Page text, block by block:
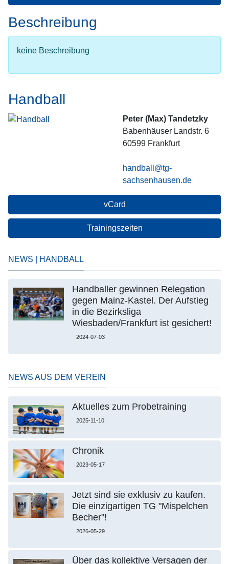
Beschreibung
keine Beschreibung
Handball
Peter (Max) Tandetzky
Babenhäuser Landstr. 6
60599 Frankfurt
handball@tg-
sachsenhausen.de
vCard
Trainingszeiten
NEWS | HANDBALL
Handballer gewinnen Relegation
gegen Mainz-Kastel. Der Aufstieg
in die Bezirksliga
Wiesbaden/Frankfurt ist gesichert!
2024-07-03
NEWS AUS DEM VEREIN
Aktuelles zum Probetraining
2025-11-10
Chronik
2023-05-17
Jetzt sind sie exklusiv zu kaufen.
Die einzigartigen TG "Mispelchen
Becher"!
2026-05-29
Über das kollektive Versagen der